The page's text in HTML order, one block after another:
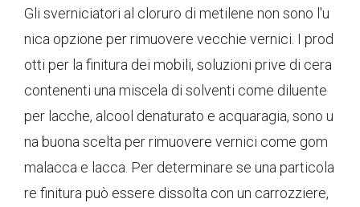
Gli sverniciatori al cloruro di metilene non sono l'u
nica opzione per rimuovere vecchie vernici. I prod
otti per la finitura dei mobili, soluzioni prive di cera
contenenti una miscela di solventi come diluente
per lacche, alcool denaturato e acquaragia, sono u
na buona scelta per rimuovere vernici come gom
malacca e lacca. Per determinare se una particola
re finitura può essere dissolta con un carrozziere,